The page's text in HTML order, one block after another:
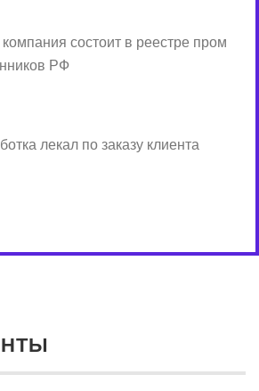
состоит в реестре пром
РФ
лекал по заказу клиента